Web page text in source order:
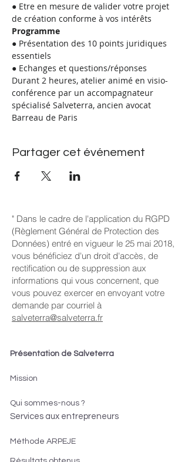
● Etre en mesure de valider votre projet
de création conforme à vos intérêts
Programme
● Présentation des 10 points juridiques
essentiels
● Echanges et questions/réponses
Durant 2 heures, atelier animé en visio-
conférence par un accompagnateur
spécialisé Salveterra, ancien avocat
Barreau de Paris
Partager cet événement
" Dans le cadre de l'application du RGPD
(Règlement Général de Protection des
Données) entré en vigueur le 25 mai 2018,
vous bénéficiez d'un droit d'accès, de
rectification ou de suppression aux
informations qui vous concernent, que
vous pouvez exercer en envoyant votre
demande par courriel à
salveterra@salveterra.fr
Présentation de Salveterra
Mission
Qui sommes-nous ?
Services aux entrepreneurs
Méthode ARPEJE